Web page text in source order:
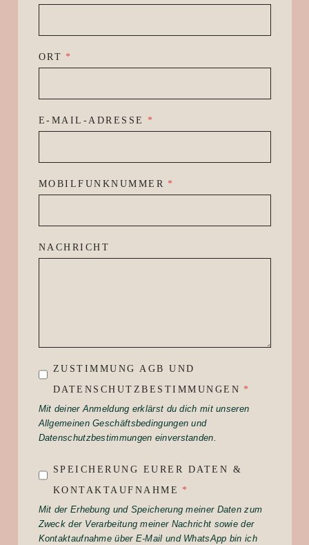
ORT *
E-MAIL-ADRESSE *
MOBILFUNKNUMMER *
NACHRICHT
ZUSTIMMUNG AGB UND
DATENSCHUTZBESTIMMUNGEN *
Mit deiner Anmeldung erklärst du dich mit unseren
Allgemeinen Geschäftsbedingungen und
Datenschutzbestimmungen einverstanden.
SPEICHERUNG EURER DATEN &
KONTAKTAUFNAHME *
Mit der Erhebung und Speicherung meiner Daten zum
Zweck der Verarbeitung meiner Nachricht sowie der
Kontaktaufnahme über E-Mail und WhatsApp bin ich